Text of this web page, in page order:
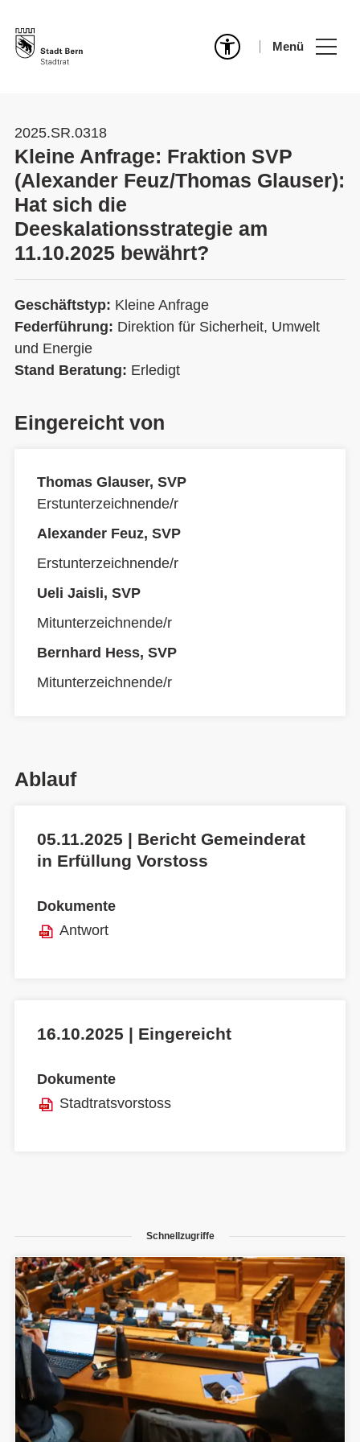
Menü
2025.SR.0318
Kleine Anfrage: Fraktion SVP
(Alexander Feuz/Thomas Glauser):
Hat sich die
Deeskalationsstrategie am
11.10.2025 bewährt?
Geschäftstyp: Kleine Anfrage
Federführung: Direktion für Sicherheit, Umwelt
und Energie
Stand Beratung: Erledigt
Eingereicht von
Thomas Glauser, SVP
Erstunterzeichnende/r
Alexander Feuz, SVP
Erstunterzeichnende/r
Ueli Jaisli, SVP
Mitunterzeichnende/r
Bernhard Hess, SVP
Mitunterzeichnende/r
Ablauf
05.11.2025 | Bericht Gemeinderat
in Erfüllung Vorstoss
Dokumente
Antwort
16.10.2025 | Eingereicht
Dokumente
Stadtratsvorstoss
Schnellzugriffe